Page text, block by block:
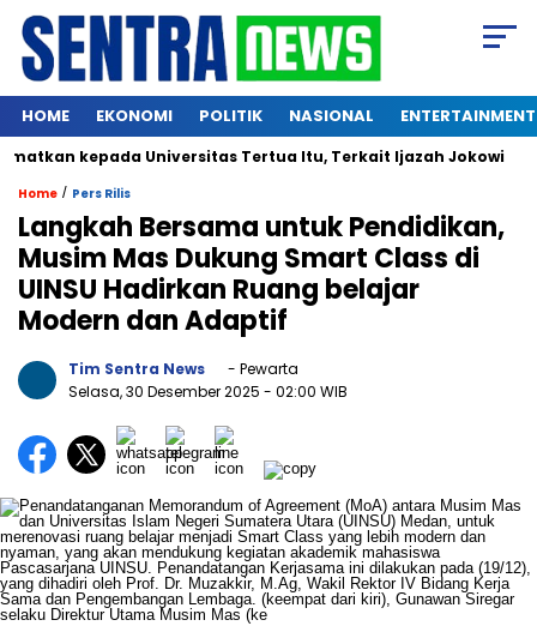
HOME EKONOMI POLITIK NASIONAL ENTERTAINMENT
kepada Universitas Tertua Itu, Terkait Ijazah Jokowi
Home / Pers Rilis
Langkah Bersama untuk Pendidikan,
Musim Mas Dukung Smart Class di
UINSU Hadirkan Ruang belajar
Modern dan Adaptif
Tim Sentra News
- Pewarta
Selasa, 30 Desember 2025 - 02:00 WIB